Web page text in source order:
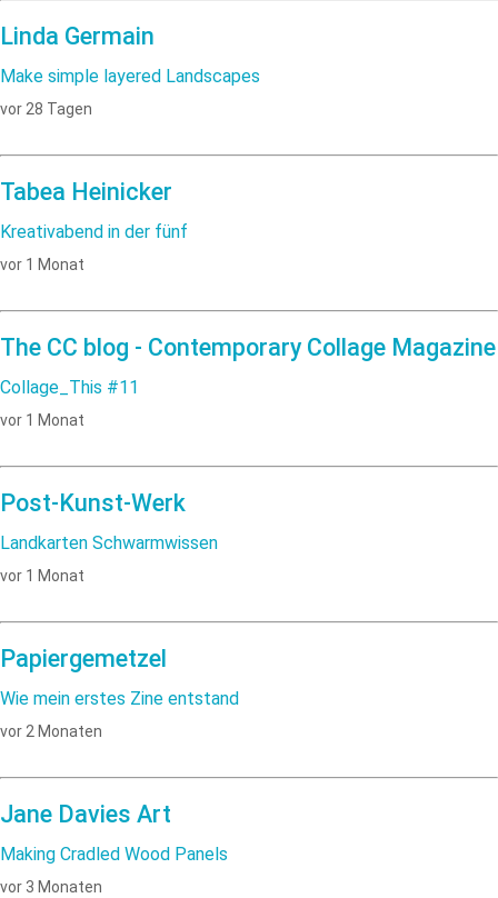
Linda Germain
Make simple layered Landscapes
vor 28 Tagen
Tabea Heinicker
Kreativabend in der fünf
vor 1 Monat
The CC blog - Contemporary Collage Magazine
Collage_This #11
vor 1 Monat
Post-Kunst-Werk
Landkarten Schwarmwissen
vor 1 Monat
Papiergemetzel
Wie mein erstes Zine entstand
vor 2 Monaten
Jane Davies Art
Making Cradled Wood Panels
vor 3 Monaten